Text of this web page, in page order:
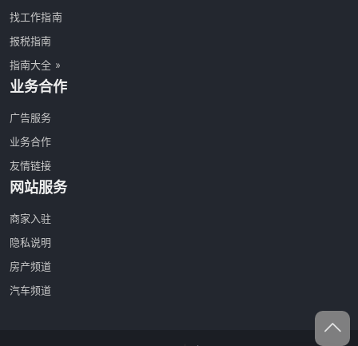
找工作指南
报税指南
指南大全 »
业务合作
广告服务
业务合作
友情链接
网站服务
商家入驻
隐私说明
房产频道
汽车频道